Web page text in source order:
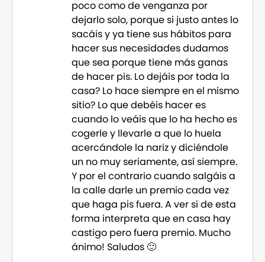
poco como de venganza por
dejarlo solo, porque si justo antes lo
sacáis y ya tiene sus hábitos para
hacer sus necesidades dudamos
que sea porque tiene más ganas
de hacer pis. Lo dejáis por toda la
casa? Lo hace siempre en el mismo
sitio? Lo que debéis hacer es
cuando lo veáis que lo ha hecho es
cogerle y llevarle a que lo huela
acercándole la nariz y diciéndole
un no muy seriamente, así siempre.
Y por el contrario cuando salgáis a
la calle darle un premio cada vez
que haga pis fuera. A ver si de esta
forma interpreta que en casa hay
castigo pero fuera premio. Mucho
ánimo! Saludos 🙂